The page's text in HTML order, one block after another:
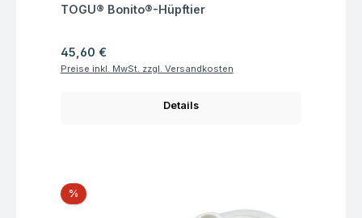
Fragen zum Artikel
TOGU® Bonito®-Hüpftier
Regulärer Preis:
45,60 €
Preise inkl. MwSt. zzgl. Versandkosten
Details
%Rabatt